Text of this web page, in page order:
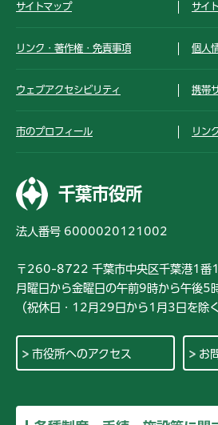
サイトマップ サイ
リンク・著作権・免責事項 個人
ウェブアクセシビリティ 携帯
市のプロフィール リン
千葉市役所
法人番号 6000020121002
〒260-8722 千葉市中央区千葉港1番
月曜日から金曜日の午前9時から午後5
（祝休日・12月29日から1月3日を除く
市役所へのアクセス お